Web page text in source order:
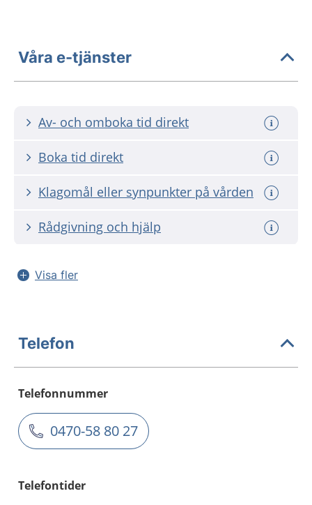
Våra e-tjänster
Av- och omboka tid direkt
Boka tid direkt
Klagomål eller synpunkter på vården
Rådgivning och hjälp
Visa fler
Telefon
Telefonnummer
0470-58 80 27
Telefontider